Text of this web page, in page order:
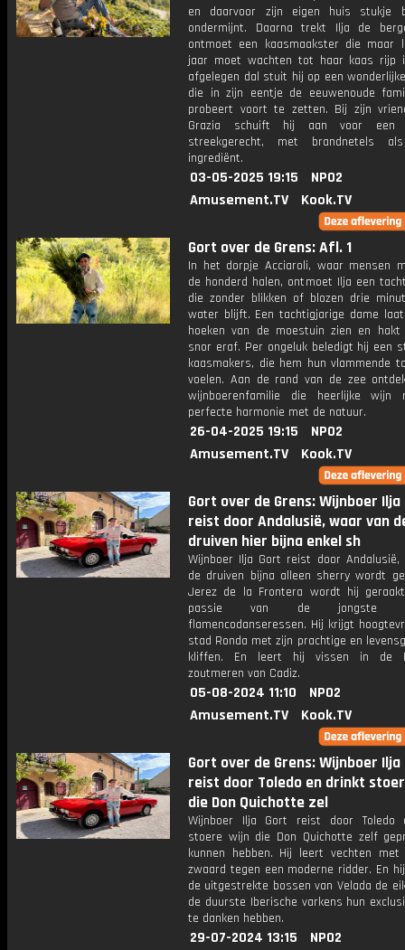
en daarvoor zijn eigen huis stukje
ondermijnt. Daarna trekt Ilja de
ontmoet een kaasmaakster die maar
jaar moet wachten tot haar kaas rijp
afgelegen dal stuit hij op een
die in zijn eentje de eeuwenoude
probeert voort te zetten. Bij zijn
Grazia schuift hij aan voor een
streekgerecht, met brandnetels
ingrediënt.
03-05-2025 19:15
NPO2
Amusement.TV
Kook.TV
Gort over de Grens: Afl. 1
In het dorpje Acciaroli, waar mensen
de honderd halen, ontmoet Ilja een
die zonder blikken of blozen drie
water blijft. Een tachtigjarige dame
hoeken van de moestuin zien en hakt
snor eraf. Per ongeluk beledigt hij een
kaasmakers, die hem hun vlammende
voelen. Aan de rand van de zee
wijnboerenfamilie die heerlijke wijn
perfecte harmonie met de natuur.
26-04-2025 19:15
NPO2
Amusement.TV
Kook.TV
Gort over de Grens: Wijnboer Ilja
reist door Andalusië, waar van
druiven hier bijna enkel sh
Wijnboer Ilja Gort reist door Andalusië,
de druiven bijna alleen sherry wordt
Jerez de la Frontera wordt hij
passie van de jongste
flamencodanseressen. Hij krijgt
stad Ronda met zijn prachtige en
kliffen. En leert hij vissen in de
zoutmeren van Cadiz.
05-08-2024 11:10
NPO2
Amusement.TV
Kook.TV
Gort over de Grens: Wijnboer Ilja
reist door Toledo en drinkt
die Don Quichotte zel
Wijnboer Ilja Gort reist door Toledo
stoere wijn die Don Quichotte zelf
kunnen hebben. Hij leert vechten
zwaard tegen een moderne ridder. En
de uitgestrekte bossen van Velada de
de duurste Iberische varkens hun
te danken hebben.
29-07-2024 13:15
NPO2